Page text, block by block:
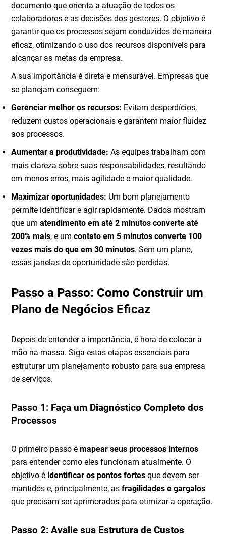
documento que orienta a atuação de todos os
colaboradores e as decisões dos gestores. O objetivo é
garantir que os processos sejam conduzidos de maneira
eficaz, otimizando o uso dos recursos disponíveis para
alcançar as metas da empresa.
A sua importância é direta e mensurável. Empresas que
se planejam conseguem:
Gerenciar melhor os recursos: Evitam desperdícios,
reduzem custos operacionais e garantem maior fluidez
aos processos.
Aumentar a produtividade: As equipes trabalham com
mais clareza sobre suas responsabilidades, resultando
em menos erros, mais agilidade e maior qualidade.
Maximizar oportunidades: Um bom planejamento
permite identificar e agir rapidamente. Dados mostram
que umatendimento em até 2 minutos converte até
200% mais, e umcontato em 5 minutos converte 100
vezes mais do que em 30 minutos. Sem um plano,
essas janelas de oportunidade são perdidas.
Passo a Passo: Como Construir um
Plano de Negócios Eficaz
Depois de entender a importância, é hora de colocar a
mão na massa. Siga estas etapas essenciais para
estruturar um planejamento robusto para sua empresa
de serviços.
Passo 1: Faça um Diagnóstico Completo dos
Processos
O primeiro passo émapear seus processos internos
para entender como eles funcionam atualmente. O
objetivo é identificar os pontos fortes que devem ser
mantidos e, principalmente, asfragilidades e gargalos
que precisam ser aprimorados para otimizar a operação.
Passo 2: Avalie sua Estrutura de Custos